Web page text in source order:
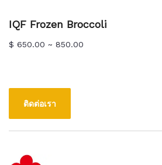
IQF Frozen Broccoli
$ 650.00 ~ 850.00
ติดต่อเรา